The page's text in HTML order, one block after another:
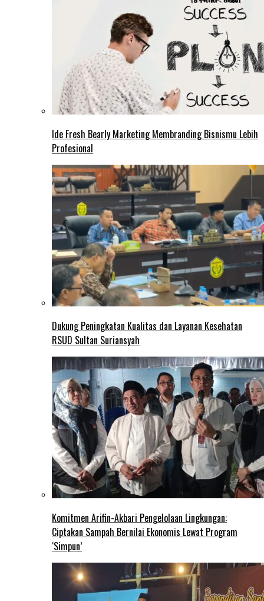
Ide Fresh Bearly Marketing Membranding Bisnismu Lebih
Profesional
Dukung Peningkatan Kualitas dan Layanan Kesehatan
RSUD Sultan Suriansyah
Komitmen Arifin-Akbari Pengelolaan Lingkungan:
Ciptakan Sampah Bernilai Ekonomis Lewat Program
‘Simpun’